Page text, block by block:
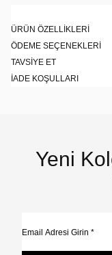
ÜRÜN ÖZELLIKLERI
ÖDEME SEÇENEKLERI
TAVSIYE ET
İADE KOŞULLARI
Yeni